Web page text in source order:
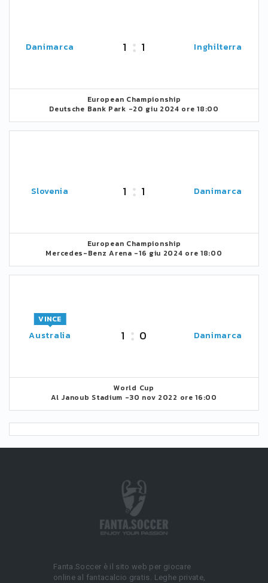
Danimarca 1 1 Inghilterra
European Championship
Deutsche Bank Park -20 giu 2024 ore 18:00
Slovenia 1 1 Danimarca
European Championship
Mercedes-Benz Arena -16 giu 2024 ore 18:00
Australia
VINCE
1 0 Danimarca
World Cup
Al Janoub Stadium -30 nov 2022 ore 16:00
Fanta.Soccer è il sito web per giocare
online al fantacalcio gratis. Leghe private,